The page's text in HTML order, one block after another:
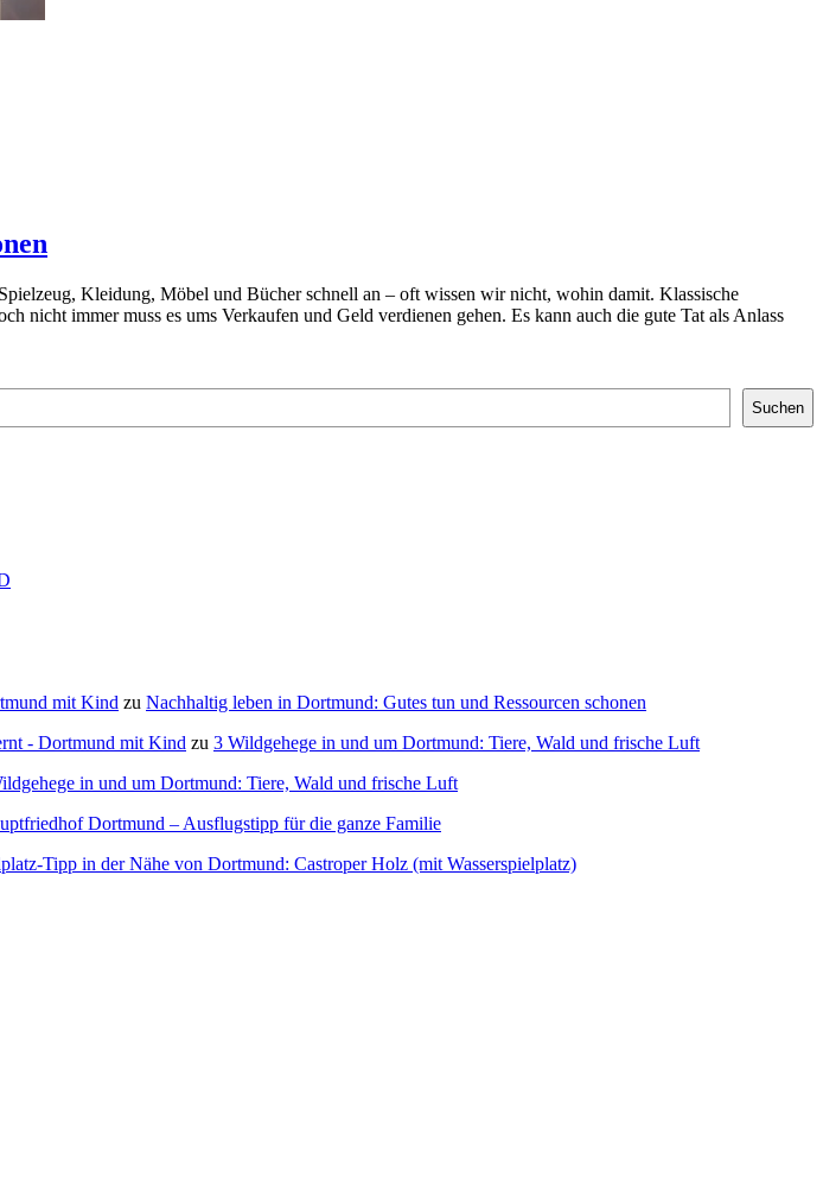
Kleidung, Möbel und Bücher schnell an – oft wissen wir nicht, wohin damit. Klassische
immer muss es ums Verkaufen und Geld verdienen gehen. Es kann auch die gute Tat als Anlass
Suchen
mit Kind zu Nachhaltig leben in Dortmund: Gutes tun und Ressourcen schonen
- Dortmund mit Kind zu 3 Wildgehege in und um Dortmund: Tiere, Wald und frische Luft
in und um Dortmund: Tiere, Wald und frische Luft
Dortmund – Ausflugstipp für die ganze Familie
Tipp in der Nähe von Dortmund: Castroper Holz (mit Wasserspielplatz)